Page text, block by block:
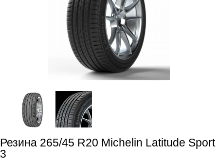
Резина 265/45 R20 Michelin Latitude Sport
3